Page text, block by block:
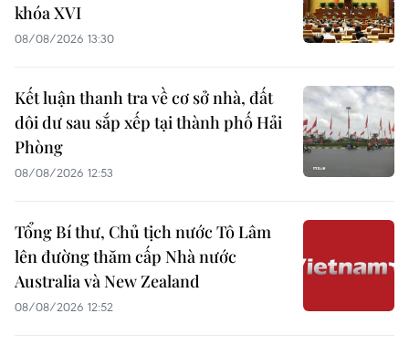
khóa XVI
08/08/2026 13:30
Kết luận thanh tra về cơ sở nhà, đất
dôi dư sau sắp xếp tại thành phố Hải
Phòng
08/08/2026 12:53
Tổng Bí thư, Chủ tịch nước Tô Lâm
lên đường thăm cấp Nhà nước
Australia và New Zealand
08/08/2026 12:52